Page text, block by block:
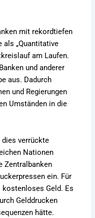
mit rekordtiefen
als „Quantitative
am Laufen.
und anderer
aus. Dadurch
und Regierungen
Umständen in die
dies verrückte
Nationen
Zentralbanken
ein. Für
kostenloses Geld. Es
Gelddrucken
hätte.